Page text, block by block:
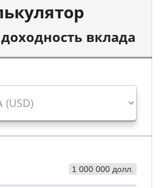
вклада
1 000 000 долл.